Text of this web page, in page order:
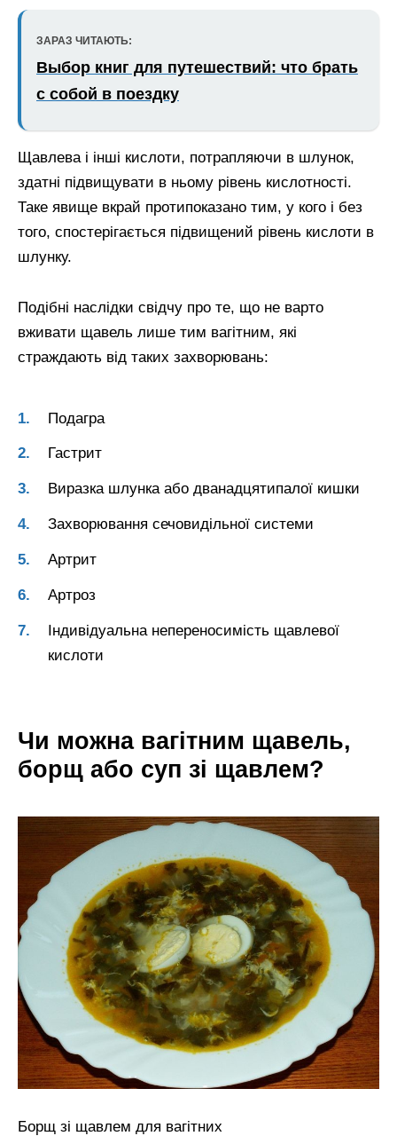
ЗАРАЗ ЧИТАЮТЬ:
Выбор книг для путешествий: что брать
с собой в поездку
Щавлева і інші кислоти, потрапляючи в шлунок,
здатні підвищувати в ньому рівень кислотності.
Таке явище вкрай протипоказано тим, у кого і без
того, спостерігається підвищений рівень кислоти в
шлунку.
Подібні наслідки свідчу про те, що не варто
вживати щавель лише тим вагітним, які
страждають від таких захворювань:
Подагра
Гастрит
Виразка шлунка або дванадцятипалої кишки
Захворювання сечовидільної системи
Артрит
Артроз
Індивідуальна непереносимість щавлевої
кислоти
Чи можна вагітним щавель,
борщ або суп зі щавлем?
Борщ зі щавлем для вагітних